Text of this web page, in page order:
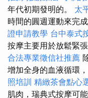
年代初期發明的。 太
時間的圓週運動來完成
證申請教學 台中泰式
按摩主要用於放鬆緊
合法專業徵信社推薦
增加全身的血液循環
照培訓 精緻茶會點心
肌肉，瑞典式按摩可